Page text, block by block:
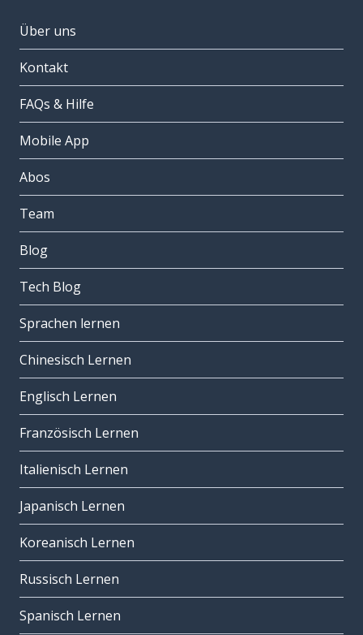
Über uns
Kontakt
FAQs & Hilfe
Mobile App
Abos
Team
Blog
Tech Blog
Sprachen lernen
Chinesisch Lernen
Englisch Lernen
Französisch Lernen
Italienisch Lernen
Japanisch Lernen
Koreanisch Lernen
Russisch Lernen
Spanisch Lernen